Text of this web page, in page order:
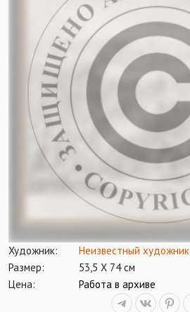
Художник:
Неизвестный художник
Размер:
53,5 Х 74 см
Цена:
Работа в архиве